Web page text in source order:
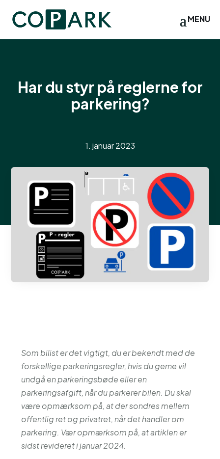
Har du styr på reglerne for
parkering?
1. januar 2023
Som bilist er det vigtigt, du er bekendt med de
forskellige parkeringsregler, hvis du gerne vil
undgå en parkeringsbøde eller en
parkeringsafgift, når du parkerer bilen. Du skal
være opmærksom på, at der sondres mellem
offentlig ret og privatret, når det handler om
parkering. Vær opmærksom på, at artiklen er
sidst revideret i januar 2024.